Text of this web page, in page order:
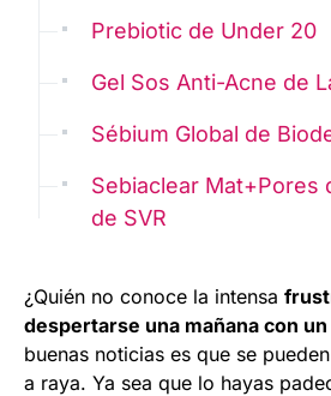
Prebiotic de Under 20
Gel Sos Anti-Acne de
Sébium Global de
Sebiaclear Mat+Pores
de SVR
¿Quién no conoce la intensa
despertarse una mañana con
buenas noticias es que se
a raya. Ya sea que lo hayas